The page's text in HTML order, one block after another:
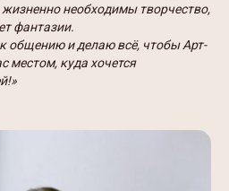
жизненно необходимы творчество,
фантазии.
общению и делаю всё, чтобы Арт-
местом, куда хочется